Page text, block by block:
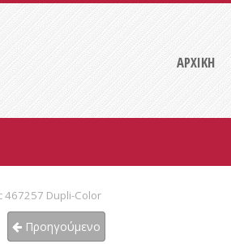
ΑΡΧΙΚΗ
467257 Dupli-Color
Προηγούμενο